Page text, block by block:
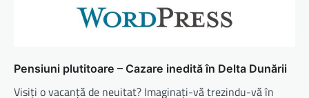
Pensiuni plutitoare – Cazare inedită în Delta Dunării
Visiți o vacanță de neuitat? Imaginați-vă trezindu-vă în